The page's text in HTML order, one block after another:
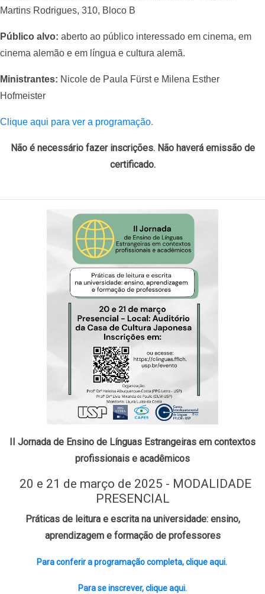
Martins Rodrigues, 310, Bloco B
Público alvo: aberto ao público interessado em cinema, em
cinema alemão e em língua e cultura alemã.
Ministrantes: Nicole de Paula Fürst e Milena Esther
Hofmeister
Clique aqui para ver a programação.
Não é necessário fazer inscrições. Não haverá emissão de
certificado.
II Jornada de Ensino de Línguas Estrangeiras em contextos
profissionais e acadêmicos
20 e 21 de março de 2025 - MODALIDADE
PRESENCIAL
Práticas de leitura e escrita na universidade: ensino,
aprendizagem e formação de professores
Para conferir a programação completa, clique aqui.
Para se inscrever, clique aqui.